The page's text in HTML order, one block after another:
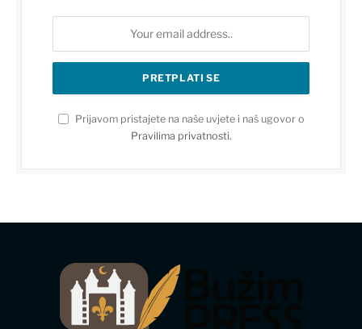
Prijavom pristajete na naše uvjete i naš ugovor o
Pravilima privatnosti.